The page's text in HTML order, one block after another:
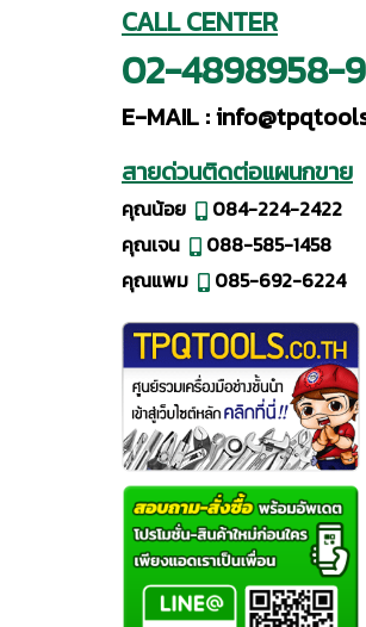
CALL CENTER
02-4898958-9
E-MAIL :
สายด่วนติดต่อแผนกขาย
คุณน้อย
084-224-2422
คุณเจน
088-585-1458
คุณแพม
085-692-6224